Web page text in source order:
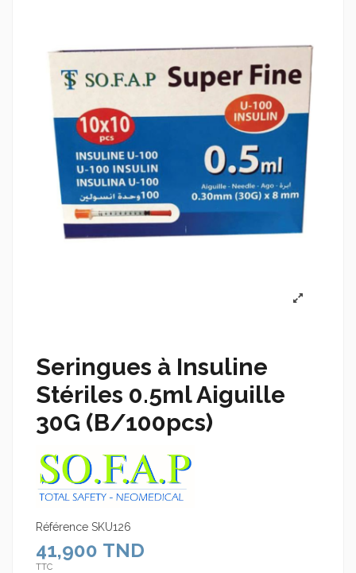
Seringues à Insuline
Stériles 0.5ml Aiguille
30G (B/100pcs)
Référence SKU126
41,900 TND
TTC